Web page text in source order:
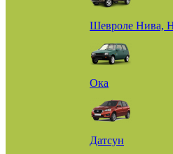
Шевроле Нива,
Ока
Датсун